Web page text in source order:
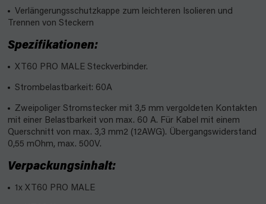
Verlängerungsschutzkappe zum leichteren Isolieren und
Trennen von Steckern
Spezifikationen:
XT60 PRO MALE Steckverbinder.
Strombelastbarkeit: 60A
Zweipoliger Stromstecker mit 3,5 mm vergoldeten Kontakten
mit einer Belastbarkeit von max. 60 A. Für Kabel mit einem
Querschnitt von max. 3,3 mm2 (12AWG). Übergangswiderstand
0,55 mOhm, max. 500V.
Verpackungsinhalt:
1x XT60 PRO MALE